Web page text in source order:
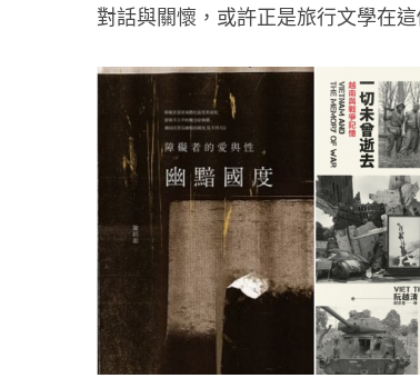
對話與關懷，或許正是旅行文學在